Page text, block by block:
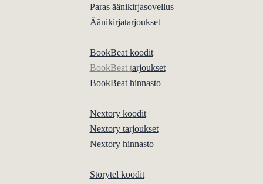
Paras äänikirjasovellus
Äänikirjatarjoukset
BookBeat koodit
BookBeat tarjoukset
BookBeat hinnasto
Nextory koodit
Nextory tarjoukset
Nextory hinnasto
Storytel koodit